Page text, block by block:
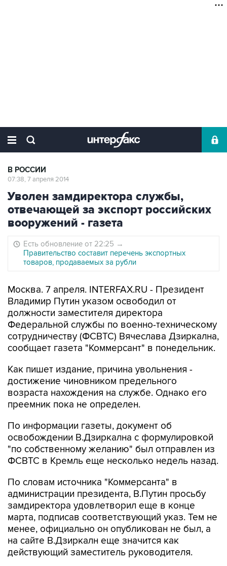
В РОССИИ
07:38, 7 апреля 2014
Уволен замдиректора службы,
отвечающей за экспорт российских
вооружений - газета
Есть обновление от 22:25 →
Правительство составит перечень экспортных
товаров, продаваемых за рубли
Москва. 7 апреля. INTERFAX.RU - Президент
Владимир Путин указом освободил от
должности заместителя директора
Федеральной службы по военно-техническому
сотрудничеству (ФСВТС) Вячеслава Дзиркална,
сообщает газета "Коммерсант" в понедельник.
Как пишет издание, причина увольнения -
достижение чиновником предельного
возраста нахождения на службе. Однако его
преемник пока не определен.
По информации газеты, документ об
освобождении В.Дзиркална с формулировкой
"по собственному желанию" был отправлен из
ФСВТС в Кремль еще несколько недель назад.
По словам источника "Коммерсанта" в
администрации президента, В.Путин просьбу
замдиректора удовлетворил еще в конце
марта, подписав соответствующий указ. Тем не
менее, официально он опубликован не был, а
на сайте В.Дзиркалн еще значится как
действующий заместитель руководителя.